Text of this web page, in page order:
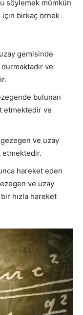
söylemek mümkün
için birkaç örnek
gemisinde
ve
bulunan
etmektedir ve
gezegen ve uzay
etmektedir.
hareket eden
ve uzay
hızla hareket